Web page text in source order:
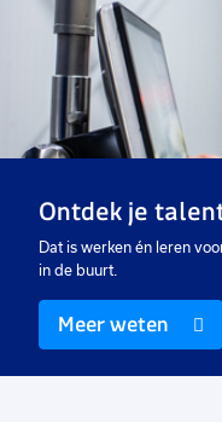
Ontdek je
Dat is werken én leren
in de buurt.
Meer weten